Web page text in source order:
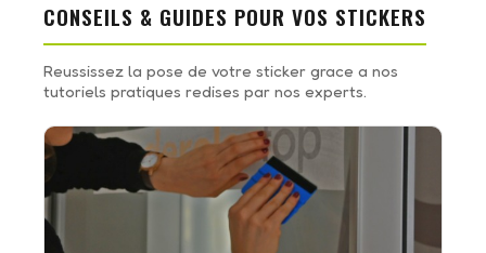
CONSEILS & GUIDES POUR VOS STICKERS
Reussissez la pose de votre sticker grace a nos
tutoriels pratiques redises par nos experts.